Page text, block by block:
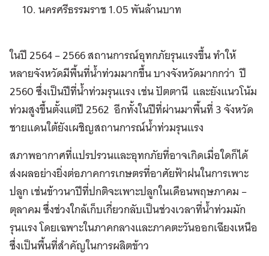
นครศรีธรรมราช 1.05 พันล้านบาท
ในปี 2564 – 2566 สถานการณ์อุทกภัยรุนแรงขึ้น ทำให้
หลายจังหวัดมีพื้นที่น้ำท่วมมากขึ้น บางจังหวัดมากกว่า ปี
2560 ซึ่งเป็นปีที่น้ำท่วมรุนแรง เช่น ปัตตานี และยังแนวโน้ม
ท่วมสูงขึ้นตั้งแต่ปี 2562 อีกทั้งในปีที่ผ่านมาพื้นที่ 3 จังหวัด
ชายแดนใต้ยังเผชิญสถานการณ์น้ำท่วมรุนแรง
สภาพอากาศที่แปรปรวนและอุทกภัยที่อาจเกิดเมื่อใดก็ได้
ส่งผลอย่างยิ่งต่อภาคการเกษตรที่อาศัยฟ้าฝนในการเพาะ
ปลูก เช่นข้าวนาปีที่ปกติจะเพาะปลูกในเดือนพฤษภาคม –
ตุลาคม ซึ่งช่วงใกล้เก็บเกี่ยวกลับเป็นช่วงเวลาที่น้ำท่วมมัก
รุนแรง โดยเฉพาะในภาคกลางและภาคตะวันออกเฉียงเหนือ
ซึ่งเป็นพื้นที่สำคัญในการผลิตข้าว